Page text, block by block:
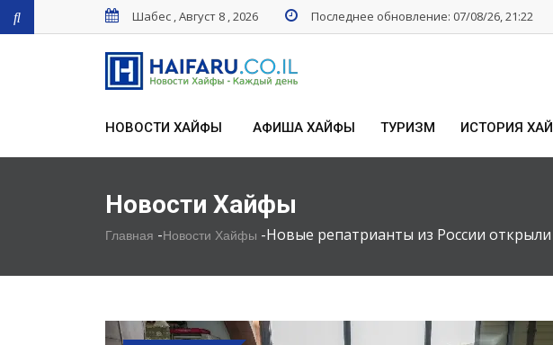
Шабес , Август 8 , 2026 Последнее обновление: 07/08/26, 21:22
НОВОСТИ ХАЙФЫ АФИША ХАЙФЫ ТУРИЗМ ИСТОРИЯ
Новости Хайфы
Главная -Новости Хайфы -Новые репатрианты из России